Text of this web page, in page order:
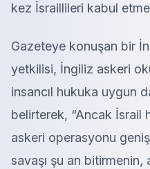
kez İsraillileri kabul
Gazeteye konuşan bir
yetkilisi, İngiliz askeri
insancıl hukuka uygun
belirterek, “Ancak İsrail
askeri operasyonu
savaşı şu an